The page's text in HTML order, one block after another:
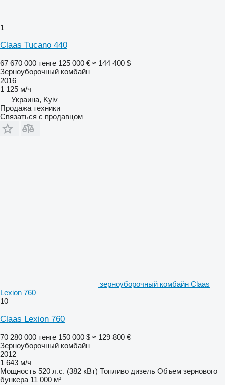
1
Claas Tucano 440
67 670 000 тенге 125 000 € ≈ 144 400 $
Зерноуборочный комбайн
2016
1 125 м/ч
Украина, Kyiv
Продажа техники
Связаться с продавцом
зерноуборочный комбайн Claas
Lexion 760
10
Claas Lexion 760
70 280 000 тенге 150 000 $ ≈ 129 800 €
Зерноуборочный комбайн
2012
1 643 м/ч
Мощность 520 л.с. (382 кВт) Топливо дизель Объем зернового
бункера 11 000 м³